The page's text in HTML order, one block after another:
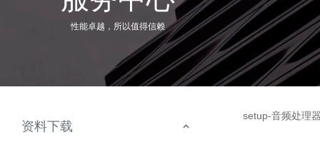
性能卓越，所以值得信赖
资料下载
setup-音频处理